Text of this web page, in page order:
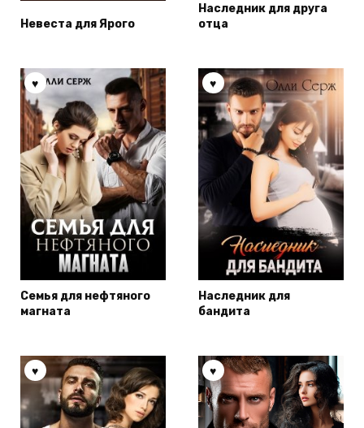
Невеста для Ярого
Наследник для друга
отца
Семья для нефтяного
магната
Наследник для
бандита